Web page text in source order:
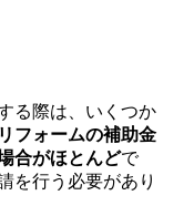
る際は、いくつか
リフォームの補助金
合がほとんどで
を行う必要があり